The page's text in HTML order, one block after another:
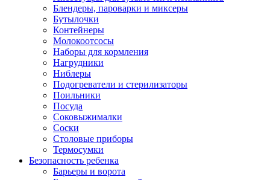
Блендеры, пароварки и миксеры
Бутылочки
Контейнеры
Молокоотсосы
Наборы для кормления
Нагрудники
Ниблеры
Подогреватели и стерилизаторы
Поильники
Посуда
Соковыжималки
Соски
Столовые приборы
Термосумки
Безопасность ребенка
Барьеры и ворота